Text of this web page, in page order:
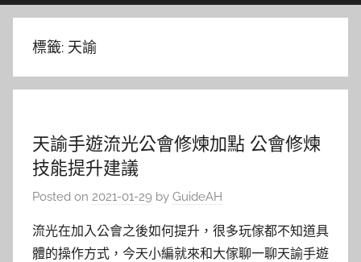
標籤: 天諭
天諭手遊流光公會修煉加點 公會修煉
技能提升建議
Posted on 2021-01-29 by GuideAH
流光在加入公會之後如何提升，很多玩傢都不知道具
體的操作方式，今天小編就來和大傢聊一聊天諭手遊